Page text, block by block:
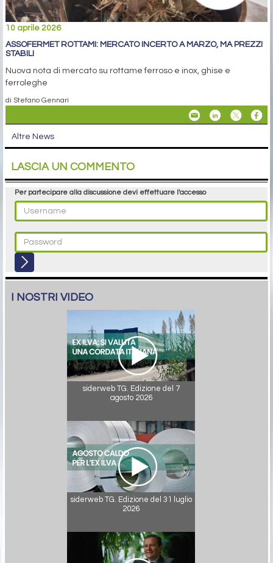
10 aprile 2026
ASSOFERMET ROTTAMI: MERCATO INCERTO A MARZO, MA PREZZI
STABILI
Nuova nota di mercato su rottame ferroso e inox, ghise e
ferroleghe
di Stefano Gennari
Altre News
LASCIA UN COMMENTO
Per partecipare alla discussione devi effettuare l'accesso
I NOSTRI VIDEO
siderweb TG. Edizione del 7
agosto 2026
siderweb TG. Edizione del 31 luglio
2026